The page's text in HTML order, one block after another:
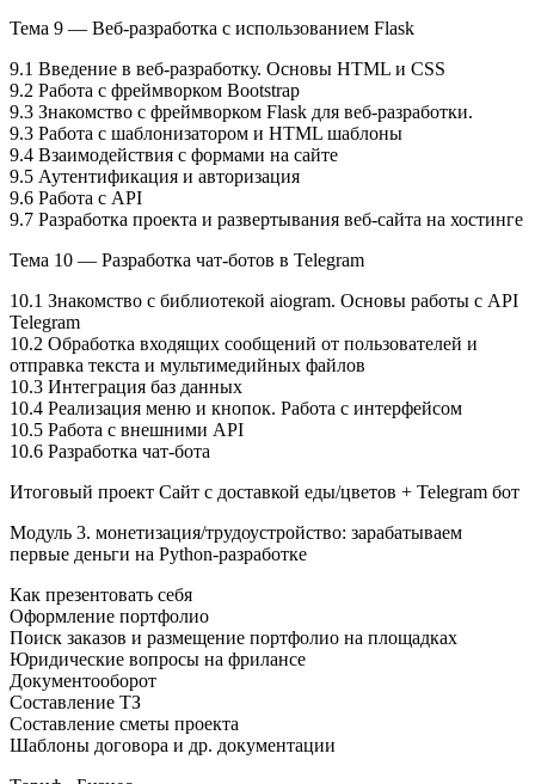
Тема 9 — Веб-разработка с использованием Flask
9.1 Введение в веб-разработку. Основы HTML и CSS
9.2 Работа с фреймворком Bootstrap
9.3 Знакомство с фреймворком Flask для веб-разработки.
9.3 Работа с шаблонизатором и HTML шаблоны
9.4 Взаимодействия с формами на сайте
9.5 Аутентификация и авторизация
9.6 Работа с API
9.7 Разработка проекта и развертывания веб-сайта на хостинге
Тема 10 — Разработка чат-ботов в Telegram
10.1 Знакомство с библиотекой aiogram. Основы работы с API
Telegram
10.2 Обработка входящих сообщений от пользователей и
отправка текста и мультимедийных файлов
10.3 Интеграция баз данных
10.4 Реализация меню и кнопок. Работа с интерфейсом
10.5 Работа с внешними API
10.6 Разработка чат-бота
Итоговый проект Сайт с доставкой еды/цветов + Telegram бот
Модуль 3. монетизация/трудоустройство: зарабатываем
первые деньги на Python-разработке
Как презентовать себя
Оформление портфолио
Поиск заказов и размещение портфолио на площадках
Юридические вопросы на фрилансе
Документооборот
Составление ТЗ
Составление сметы проекта
Шаблоны договора и др. документации